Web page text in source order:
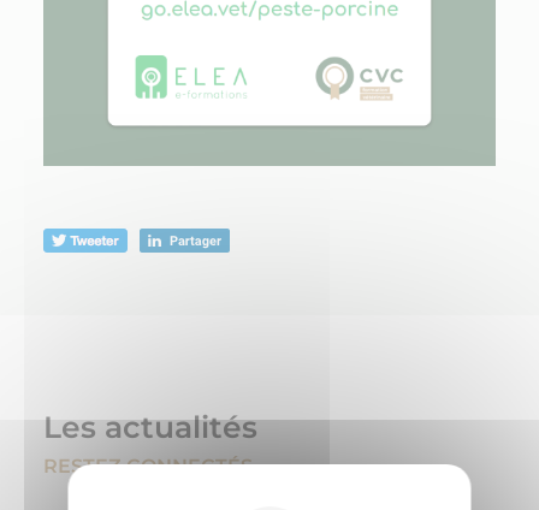
Les actualités
RESTEZ CONNECTÉS